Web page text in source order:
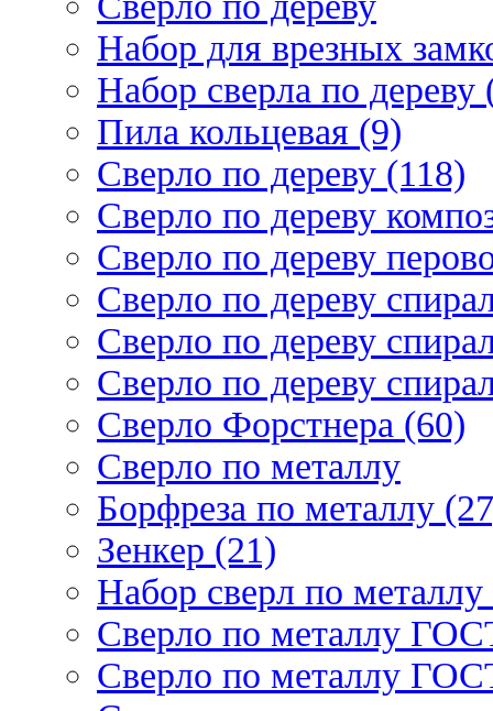
Набор для врезных
Набор сверла по дереву
Пила кольцевая (9)
Сверло по дереву (118)
Сверло по дереву
Сверло по дереву
Сверло по дереву
Сверло по дереву
Сверло по дереву
Сверло Форстнера (60)
Сверло по металлу
Борфреза по металлу
Зенкер (21)
Набор сверл по
Сверло по металлу
Сверло по металлу